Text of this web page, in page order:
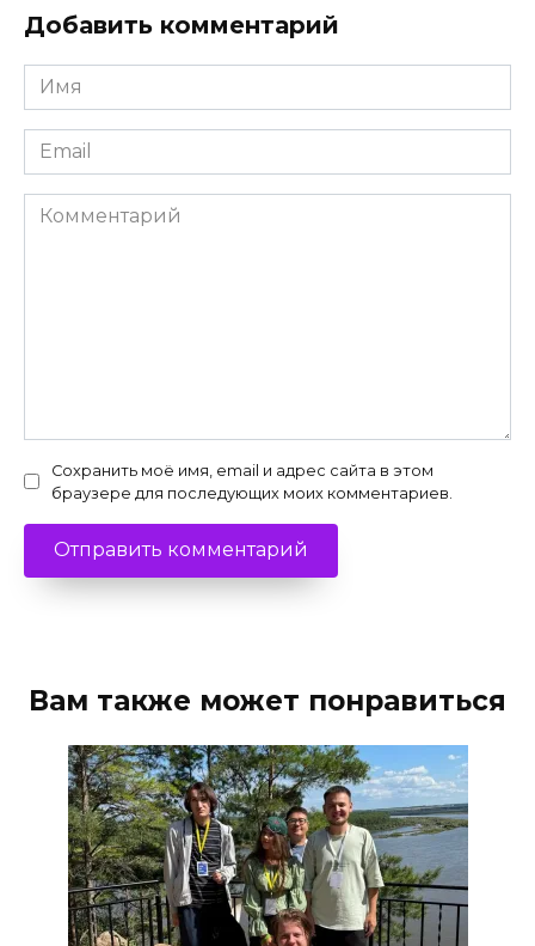
Добавить комментарий
Имя
*
Email
*
Комментарий
Сохранить моё имя, email и адрес сайта в этом
браузере для последующих моих комментариев.
Вам также может понравиться